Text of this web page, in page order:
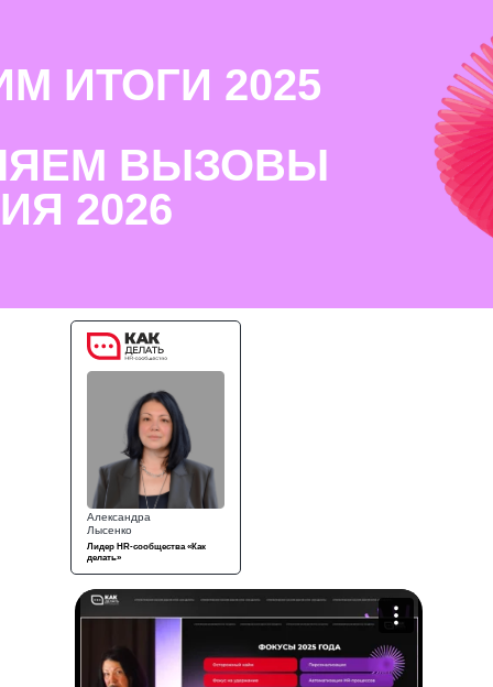
ВЫЗОВЫ
2026
ИТОГИ 2025
Лидер HR-сообщества «Как
делать»
Александра
Лысенко